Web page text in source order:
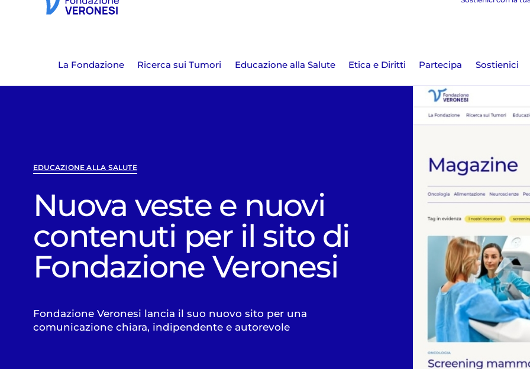
La Fondazione Ricerca sui Tumori Educazione alla Salute Etica e Diritti Partecipa Sostienici
EDUCAZIONE ALLA SALUTE
Nuova veste e nuovi
contenuti per il sito di
Fondazione Veronesi
Fondazione Veronesi lancia il suo nuovo sito per una
comunicazione chiara, indipendente e autorevole